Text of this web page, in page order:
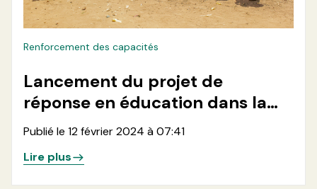
Renforcement des capacités
Lancement du projet de
réponse en éducation dans la
zone de santé de Kibirizi
Publié le 12 février 2024 à 07:41
Lire plus